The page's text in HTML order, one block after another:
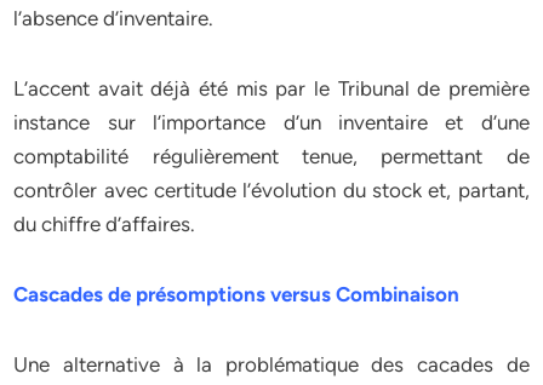
l’absence d’inventaire.
L’accent avait déjà été mis par le Tribunal de première
instance sur l’importance d’un inventaire et d’une
comptabilité régulièrement tenue, permettant de
contrôler avec certitude l’évolution du stock et, partant,
du chiffre d’affaires.
Cascades de présomptions versus Combinaison
Une alternative à la problématique des cacades de